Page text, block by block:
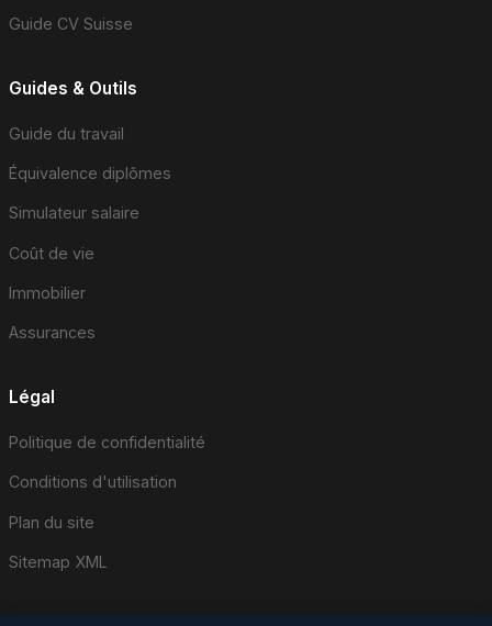
Guide CV Suisse
Guides & Outils
Guide du travail
Équivalence diplômes
Simulateur salaire
Coût de vie
Immobilier
Assurances
Légal
Politique de confidentialité
Conditions d'utilisation
Plan du site
Sitemap XML